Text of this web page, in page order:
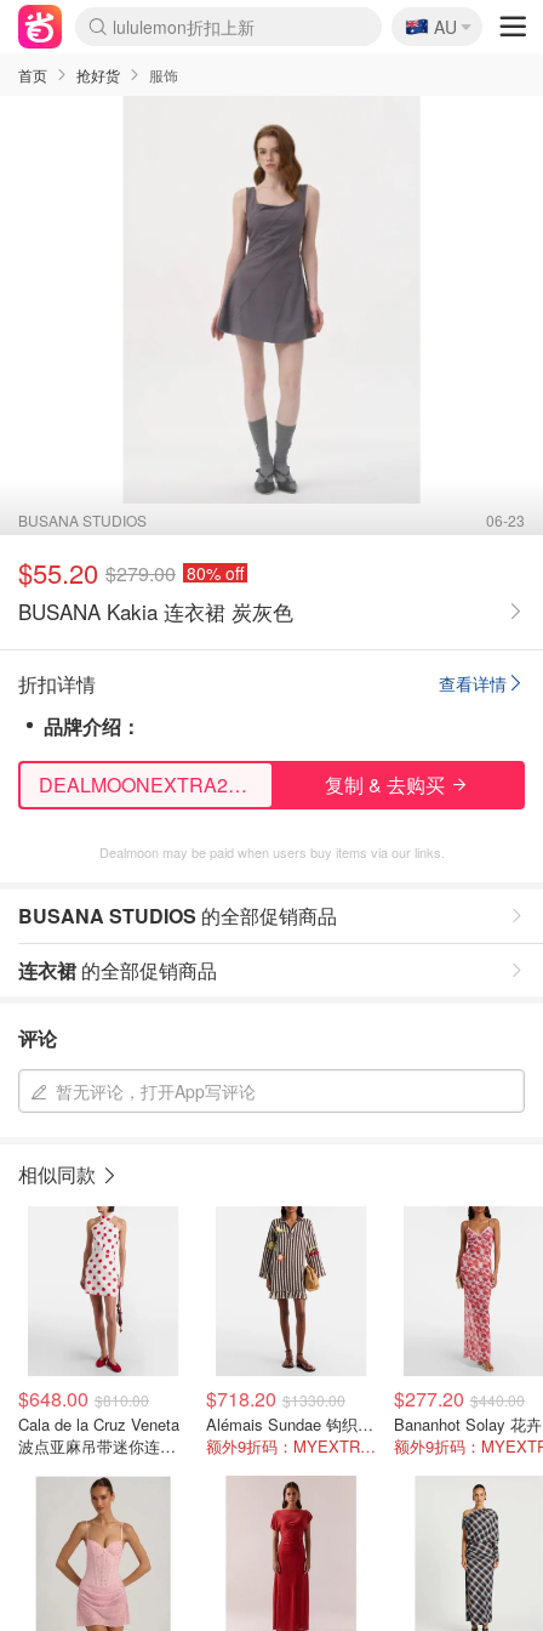
lululemon折扣上新
Sasa美妆护肤3.5折
SSENSE年中2.5折
FreshBeauty好价汇总
Cettire降价+叠9折
WWS Coles超市实拍
viagogo二手票捡漏
Myer超级周末
The Outnet奢牌1折起
David Jones 3折起
Flannels大牌1折
Perfumes Club护肤1折
AMIRO面罩$251
Amazon折扣汇总
eToro入金$200送$50
Amazon数码好物
ICONIC本周7.5折
ThedoubleF高奢地板价
Moose Knuckles 6折
丝芙兰5折起
EUFY摄像头$98
Selenichast首饰2折
Trip机票酒店促销
YSL送5件彩妆礼
Amazon家居好物
Amazon美妆护肤
雅漾大喷$8
过敏原检测盒$33
伊索独家赠50ml沐浴露
科颜氏高保湿面霜$29
SEALIFE海洋馆门票6折
丝塔芙大白罐$16
订阅Newsletter送香薰
Cult Beauty 6.8折
Harrods圣诞日历$525
LN-CC奢牌私促3折
d'Alba空姐喷雾$16
EVE LOM套装£56
Bernardelli独家4折
Adore Beauty 6折起
CT圣诞日历
Mytheresa奢品2.7折
Luxury Escapes 9折
Currentbody美容仪$881
MOON Garden Live
Roborock扫地机$649
Tingo Life水杯$24
Valentino官网5折
CR洗护套装$23
修丽可4件套$159
Myer彩妆2件7折
GANNI官网4.5折
Stylevana韩妆4折
Tessabit高奢8.5折
OGX洗发水$11
Amazon阿德莱德次日达
卡诗8.5折+赠礼
Philips Hue灯具8折
🇦🇺
AU
首页 抢好货 服饰
BUSANA STUDIOS 06-23
$55.20 $279.00 80% off
BUSANA Kakia 连衣裙 炭灰色
查看详情
折扣详情
品牌介绍：
DEALMOONEXTRA20OFF 复制 & 去购买
Dealmoon may be paid when users buy items via our links.
BUSANA STUDIOS 的全部促销商品
连衣裙 的全部促销商品
评论
暂无评论，打开App写评论
相似同款
$648.00 $810.00
Cala de la Cruz Veneta
波点亚麻吊带迷你连衣
$718.20 $1330.00
Alémais Sundae 钩织刺绣棉质长袍
额外9折码：MYEXTRA10
$277.20 $440.00